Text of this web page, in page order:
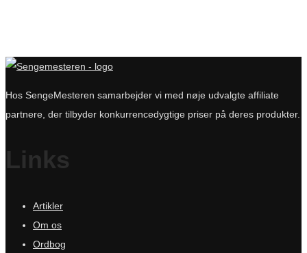
Hos SengeMesteren samarbejder vi med nøje udvalgte affiliate
partnere, der tilbyder konkurrencedygtige priser på deres produkter.
Links
Artikler
Om os
Ordbog